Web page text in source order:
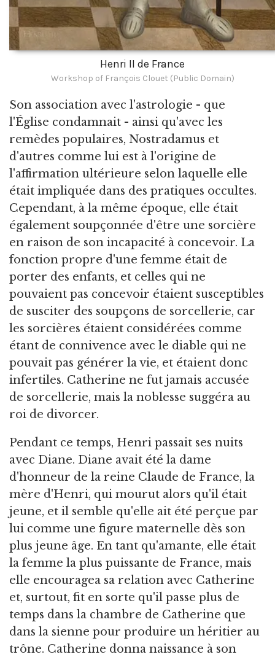
Henri II de France
Workshop of François Clouet (Public Domain)
Son association avec l'astrologie - que
l'Église condamnait - ainsi qu'avec les
remèdes populaires, Nostradamus et
d'autres comme lui est à l'origine de
l'affirmation ultérieure selon laquelle elle
était impliquée dans des pratiques occultes.
Cependant, à la même époque, elle était
également soupçonnée d'être une sorcière
en raison de son incapacité à concevoir. La
fonction propre d'une femme était de
porter des enfants, et celles qui ne
pouvaient pas concevoir étaient susceptibles
de susciter des soupçons de sorcellerie, car
les sorcières étaient considérées comme
étant de connivence avec le diable qui ne
pouvait pas générer la vie, et étaient donc
infertiles. Catherine ne fut jamais accusée
de sorcellerie, mais la noblesse suggéra au
roi de divorcer.
Pendant ce temps, Henri passait ses nuits
avec Diane. Diane avait été la dame
d'honneur de la reine Claude de France, la
mère d'Henri, qui mourut alors qu'il était
jeune, et il semble qu'elle ait été perçue par
lui comme une figure maternelle dès son
plus jeune âge. En tant qu'amante, elle était
la femme la plus puissante de France, mais
elle encouragea sa relation avec Catherine
et, surtout, fit en sorte qu'il passe plus de
temps dans la chambre de Catherine que
dans la sienne pour produire un héritier au
trône. Catherine donna naissance à son